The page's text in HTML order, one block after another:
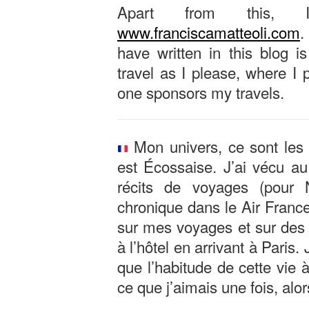
Apart from this,
www.franciscamatteoli.com
have written in this blog
travel as I please, where I
one sponsors my travels.
Mon univers, ce sont
est Écossaise. J’ai vécu
récits de voyages (pour
chronique dans le Air
sur mes voyages et sur des
à l’hôtel en arrivant à
que l’habitude de cette vie
ce que j’aimais une fois,